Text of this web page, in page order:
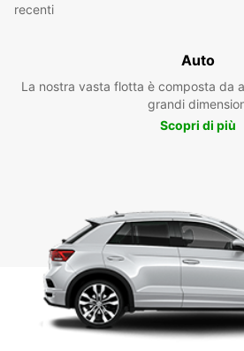
recenti
Auto
La nostra vasta flotta è composta da
grandi
Scopri di più